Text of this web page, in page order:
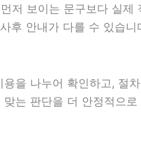
저 보이는 문구보다 실
후 안내가 다를 수 있습
을 나누어 확인하고, 절
는 판단을 더 안정적으